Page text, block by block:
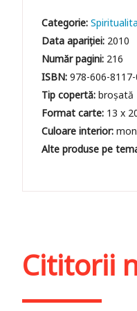
Categorie:
Data apariției: 2010
Număr pagini: 216
ISBN:978-606-
Tip copertă:broșată
Format carte: 13 x
Culoare interior:
Cititorii